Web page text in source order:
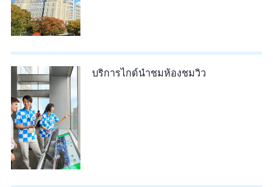
บริการไกด์นำชมห้องชมวิว